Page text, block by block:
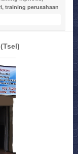
, training perusahaan